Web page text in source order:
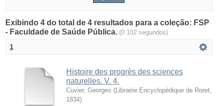
Exibindo 4 do total de 4 resultados para a coleção: FSP
- Faculdade de Saúde Pública. (0.102 segundos)
1
Histoire des progrès des sciences
naturelles. V. 4.
Cuvier, Georges ( Librairie Encyclopédique de Roret
1834)